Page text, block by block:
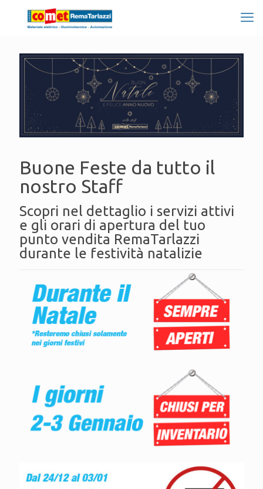
Buone Feste da tutto il
nostro Staff
Scopri nel dettaglio i servizi attivi
e gli orari di apertura del tuo
punto vendita RemaTarlazzi
durante le festività natalizie